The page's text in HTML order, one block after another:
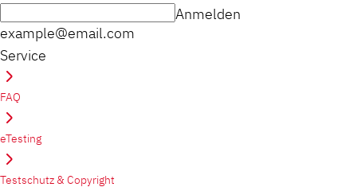
example@email.com
Anmelden
Service
FAQ
eTesting
Testschutz & Copyright